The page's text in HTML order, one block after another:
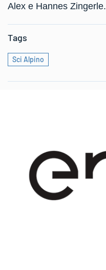
Alex e Hannes Zingerle.
Tags
Sci Alpino